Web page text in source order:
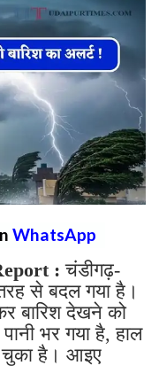
WhatsApp
:चंडीगढ़-
से बदल गया है।
बारिश देखने को
भर गया है, हाल
चुका है। आइए